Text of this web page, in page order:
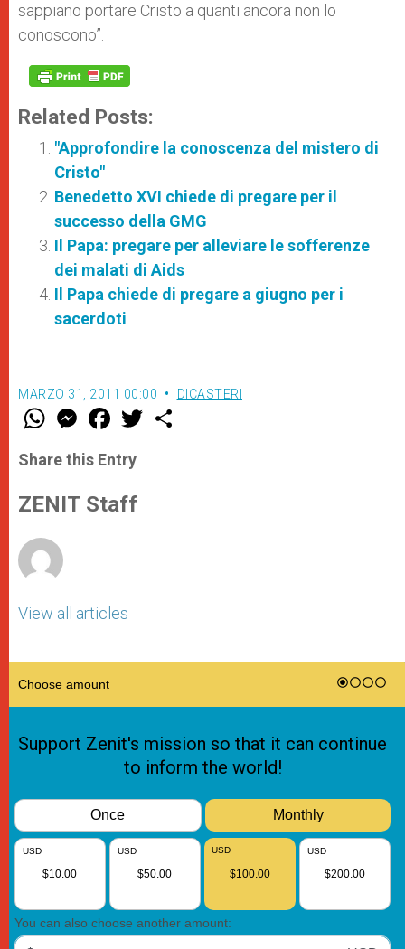
sappiano portare Cristo a quanti ancora non lo
conoscono”.
Related Posts:
"Approfondire la conoscenza del mistero di
Cristo"
Benedetto XVI chiede di pregare per il
successo della GMG
Il Papa: pregare per alleviare le sofferenze
dei malati di Aids
Il Papa chiede di pregare a giugno per i
sacerdoti
MARZO 31, 2011 00:00 DICASTERI
W
t
s
p
p
M
e
s
e
g
e
F
a
e
b
o
k
w
Share this Entry
ZENIT Staff
View all articles